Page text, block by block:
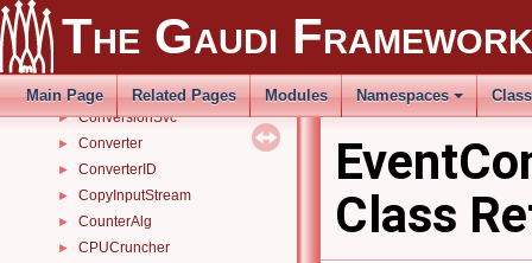
The Gaudi Framework
Main Page Related Pages Modules Namespaces
ContextEventCounterData
► ContextIncident
► ConversionSvc
► Converter
► ConverterID
► CopyInputStream
► CounterAlg
► CPUCruncher
Class